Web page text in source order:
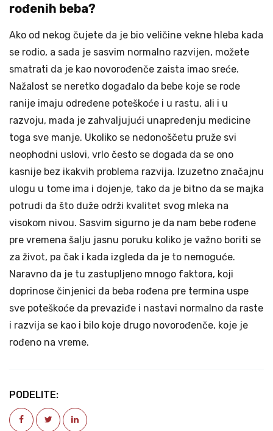
rođenih beba?
Ako od nekog čujete da je bio veličine vekne hleba kada
se rodio, a sada je sasvim normalno razvijen, možete
smatrati da je kao novorođenče zaista imao sreće.
Nažalost se neretko događalo da bebe koje se rode
ranije imaju određene poteškoće i u rastu, ali i u
razvoju, mada je zahvaljujući unapređenju medicine
toga sve manje. Ukoliko se nedonoščetu pruže svi
neophodni uslovi, vrlo često se događa da se ono
kasnije bez ikakvih problema razvija. Izuzetno značajnu
ulogu u tome ima i dojenje, tako da je bitno da se majka
potrudi da što duže održi kvalitet svog mleka na
visokom nivou. Sasvim sigurno je da nam bebe rođene
pre vremena šalju jasnu poruku koliko je važno boriti se
za život, pa čak i kada izgleda da je to nemoguće.
Naravno da je tu zastupljeno mnogo faktora, koji
doprinose činjenici da beba rođena pre termina uspe
sve poteškoće da prevaziđe i nastavi normalno da raste
i razvija se kao i bilo koje drugo novorođenče, koje je
rođeno na vreme.
PODELITE: